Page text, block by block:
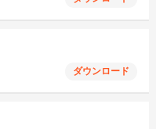
ダウンロード